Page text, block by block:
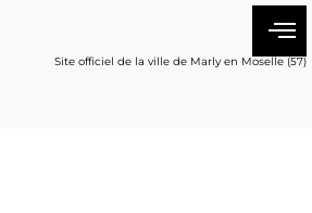
Site officiel de la ville de Marly en Moselle (57)